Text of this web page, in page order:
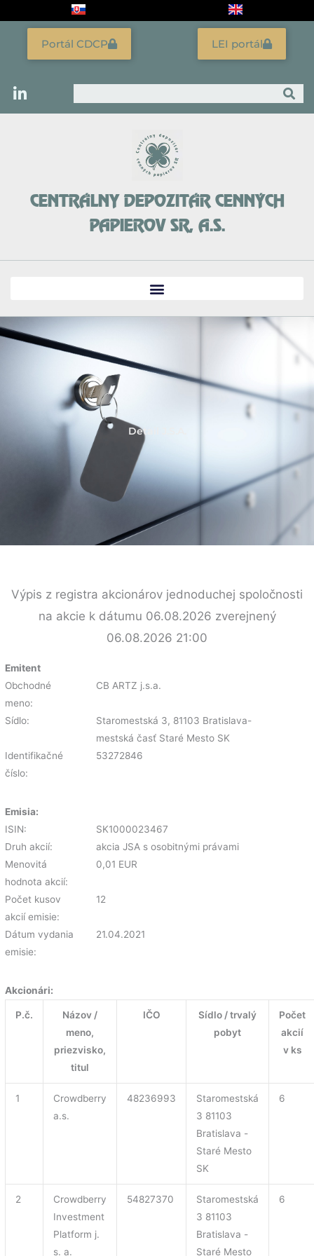
Vyhľadať
LEI portál
Portál CDCP
CENTRÁLNY DEPOZITÁR CENNÝCH
PAPIEROV SR, A.S.
Detail J.S.A.
Výpis z registra akcionárov jednoduchej spoločnosti
na akcie k dátumu 06.08.2026 zverejnený
06.08.2026 21:00
Emitent
Obchodné
meno:
CB ARTZ j.s.a.
Sídlo:
Staromestská 3, 81103 Bratislava-
mestská časť Staré Mesto SK
Identifikačné
číslo:
53272846
Emisia:
ISIN:
SK1000023467
Druh akcií:
akcia JSA s osobitnými právami
Menovitá
hodnota akcií:
0,01 EUR
Počet kusov
akcií emisie:
12
Dátum vydania
emisie:
21.04.2021
Akcionári:
P.č.
Názov /
meno,
priezvisko,
titul
IČO
Sídlo / trvalý
pobyt
Počet
akcií
v ks
1
Crowdberry
a.s.
48236993
Staromestská
3 81103
Bratislava -
Staré Mesto
SK
6
2
Crowdberry
Investment
Platform j.
s. a.
54827370
Staromestská
3 81103
Bratislava -
Staré Mesto
6